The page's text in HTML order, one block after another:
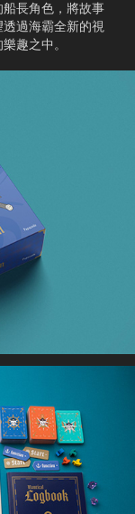
長角色，將故事
過海霸全新的視
趣之中。